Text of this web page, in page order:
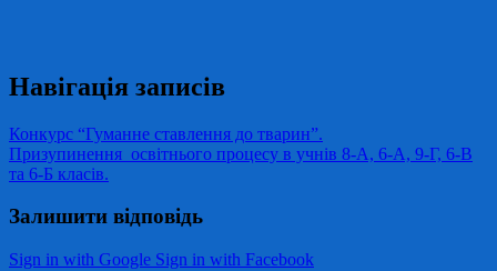
Навігація записів
Конкурс “Гуманне ставлення до тварин”.
Призупинення освітнього процесу в учнів 8-А, 6-А, 9-Г, 6-В
та 6-Б класів.
Залишити відповідь
Sign in with Google Sign in with Facebook